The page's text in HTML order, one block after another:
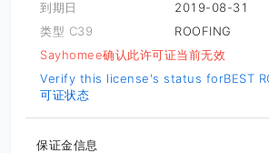
到期日
2019-08-31
类型 C39
ROOFING
Sayhomee确认此许可证当前无效
Verify this license's status forBEST
可证状态
保证金信息